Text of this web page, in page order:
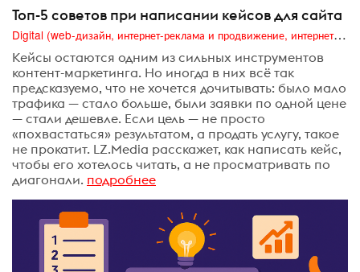
Топ-5 советов при написании кейсов для сайта
Digital (web-дизайн, интернет-реклама и продвижение, интернет-сообщества и блоги, интернет-коммуникации, мобильный маркетинг, реклама на цифровых экранах)
Кейсы остаются одним из сильных инструментов
контент-маркетинга. Но иногда в них всё так
предсказуемо, что не хочется дочитывать: было мало
трафика — стало больше, были заявки по одной цене
— стали дешевле. Если цель — не просто
«похвастаться» результатом, а продать услугу, такое
не прокатит. LZ.Media расскажет, как написать кейс,
чтобы его хотелось читать, а не просматривать по
диагонали. подробнее